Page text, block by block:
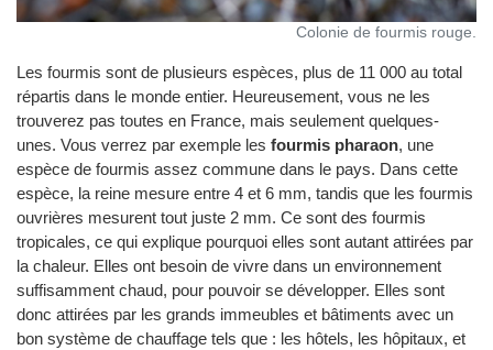
Colonie de fourmis rouge.
Les fourmis sont de plusieurs espèces, plus de 11 000 au total
répartis dans le monde entier. Heureusement, vous ne les
trouverez pas toutes en France, mais seulement quelques-
unes. Vous verrez par exemple les fourmis pharaon, une
espèce de fourmis assez commune dans le pays. Dans cette
espèce, la reine mesure entre 4 et 6 mm, tandis que les fourmis
ouvrières mesurent tout juste 2 mm. Ce sont des fourmis
tropicales, ce qui explique pourquoi elles sont autant attirées par
la chaleur. Elles ont besoin de vivre dans un environnement
suffisamment chaud, pour pouvoir se développer. Elles sont
donc attirées par les grands immeubles et bâtiments avec un
bon système de chauffage tels que : les hôtels, les hôpitaux, et